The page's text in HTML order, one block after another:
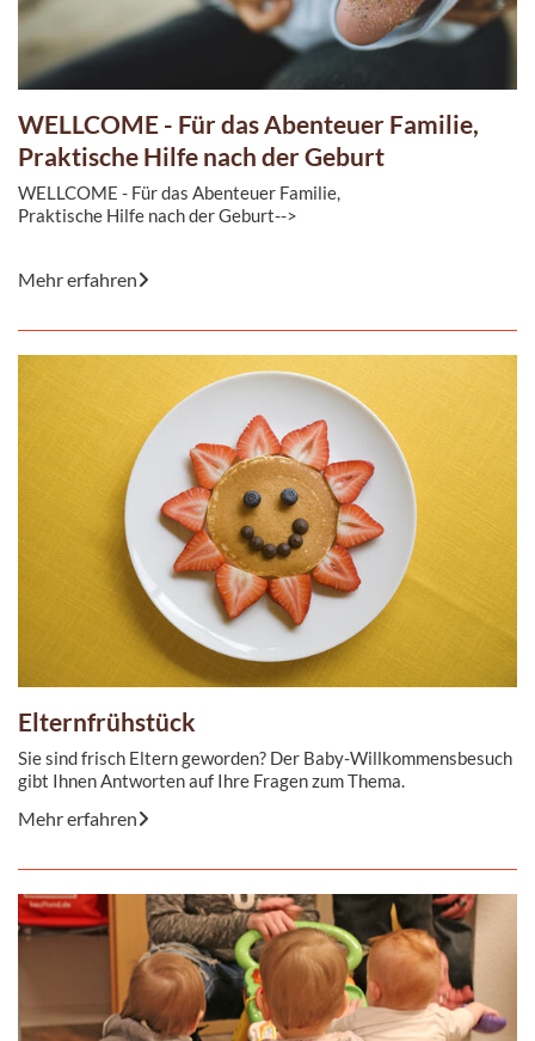
WELLCOME - Für das Abenteuer Familie,
Praktische Hilfe nach der Geburt
WELLCOME - Für das Abenteuer Familie,
Praktische Hilfe nach der Geburt-->
Mehr erfahren
Elternfrühstück
Sie sind frisch Eltern geworden? Der Baby-Willkommensbesuch
gibt Ihnen Antworten auf Ihre Fragen zum Thema.
Mehr erfahren